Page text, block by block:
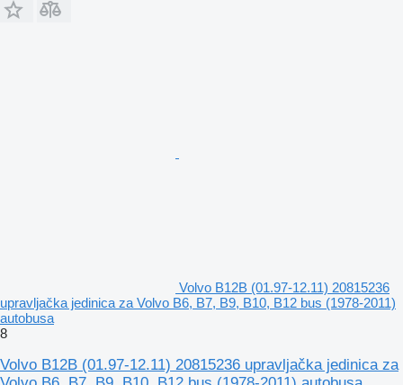
Volvo B12B (01.97-12.11) 20815236
upravljačka jedinica za Volvo B6, B7, B9, B10, B12 bus (1978-2011)
autobusa
8
Volvo B12B (01.97-12.11) 20815236 upravljačka jedinica za